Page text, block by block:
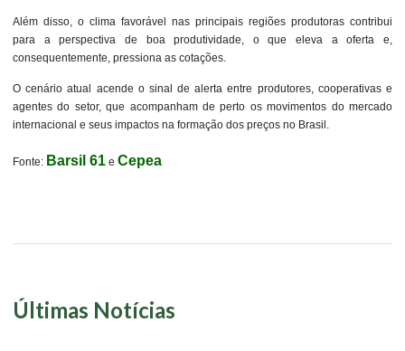
Além disso, o clima favorável nas principais regiões produtoras contribui
para a perspectiva de boa produtividade, o que eleva a oferta e,
consequentemente, pressiona as cotações.
O cenário atual acende o sinal de alerta entre produtores, cooperativas e
agentes do setor, que acompanham de perto os movimentos do mercado
internacional e seus impactos na formação dos preços no Brasil.
Fonte: Barsil 61 e Cepea
Últimas Notícias